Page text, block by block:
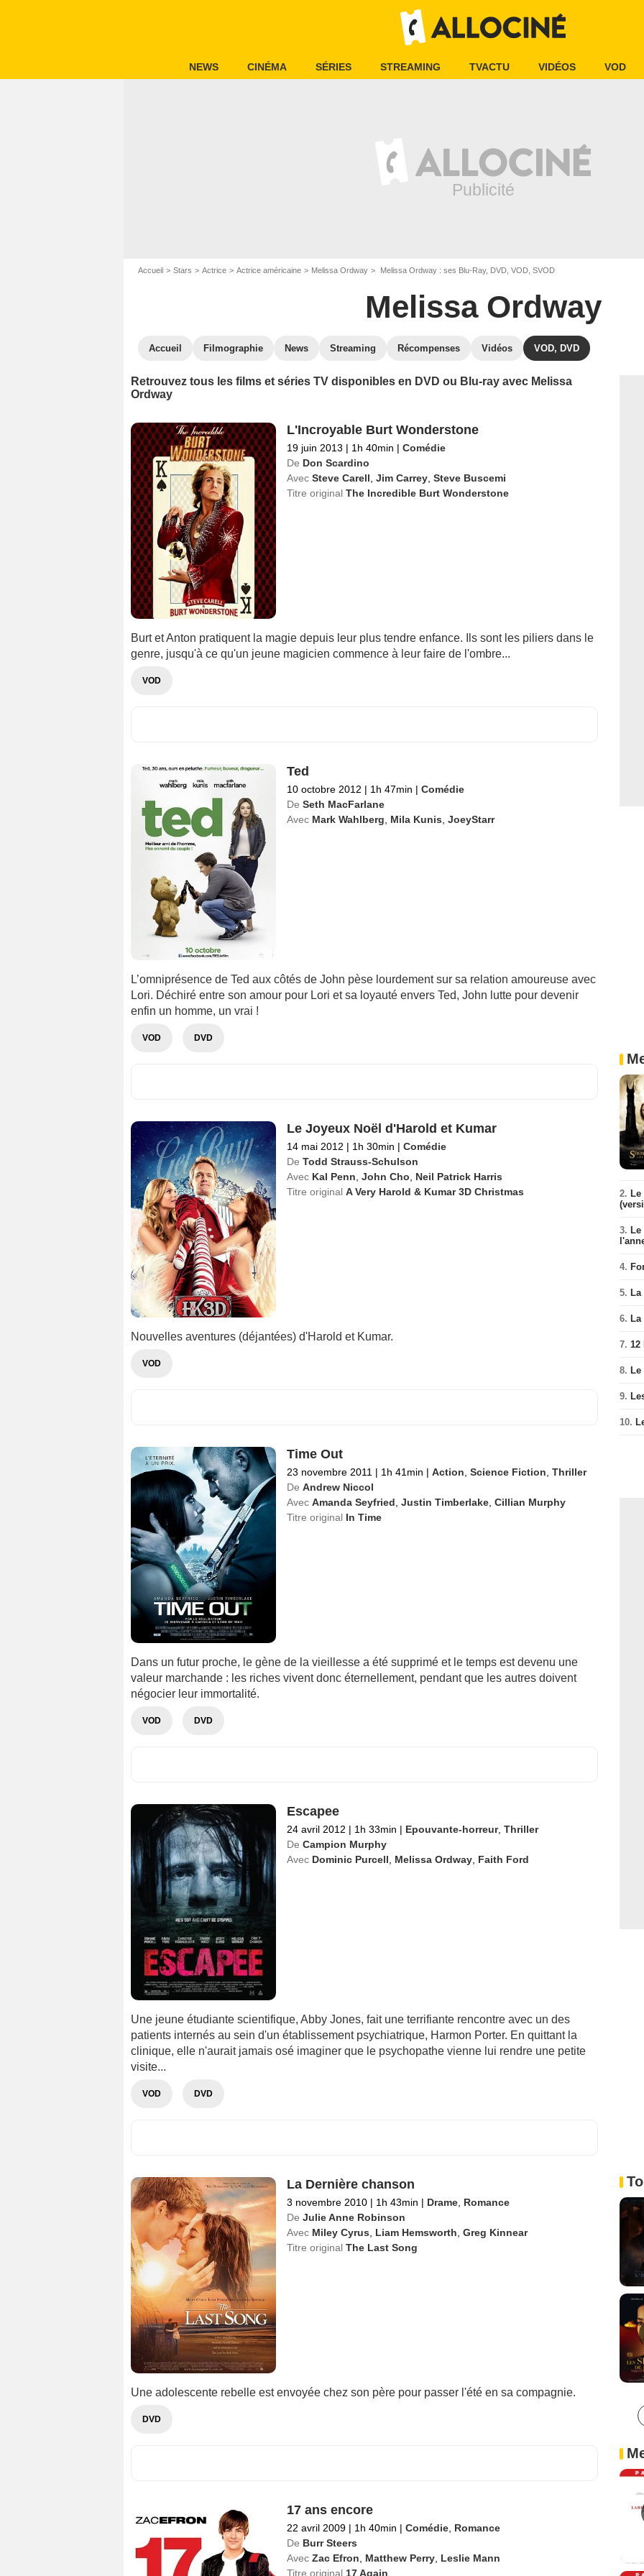
NEWS CINÉMA SÉRIES STREAMING TVACTU VIDÉOS VOD
Accueil Stars Actrice Actrice américaine Melissa Ordway Melissa Ordway : ses Blu-Ray, DVD, VOD, SVOD
Melissa Ordway
Accueil Filmographie News Streaming Récompenses Vidéos VOD, DVD
Retrouvez tous les films et séries TV disponibles en DVD ou Blu-ray avec Melissa
Ordway
L'Incroyable Burt Wonderstone
19 juin 2013 | 1h 40min | Comédie
De Don Scardino
Avec Steve Carell Jim Carrey, Steve Buscemi
Titre original The Incredible Burt Wonderstone
Burt et Anton pratiquent la magie depuis leur plus tendre enfance. Ils sont les piliers dans le
genre, jusqu'à ce qu'un jeune magicien commence à leur faire de l'ombre...
VOD
Ted
10 octobre 2012 | 1h 47min | Comédie
De Seth MacFarlane
Avec Mark Wahlberg Mila Kunis JoeyStarr
L’omniprésence de Ted aux côtés de John pèse lourdement sur sa relation amoureuse avec
Lori. Déchiré entre son amour pour Lori et sa loyauté envers Ted, John lutte pour devenir
enfin un homme, un vrai !
VOD DVD
Le Joyeux Noël d'Harold et Kumar
14 mai 2012 | 1h 30min | Comédie
De Todd Strauss-Schulson
Avec Kal Penn John Cho
Neil Patrick Harris
Titre original A Very Harold & Kumar 3D Christmas
Nouvelles aventures (déjantées) d'Harold et Kumar.
VOD
Time Out
23 novembre 2011 | 1h 41min | Action Science Fiction Thriller
De Andrew Niccol
Avec Amanda Seyfried Justin Timberlake, Cillian Murphy
Titre original In Time
Dans un futur proche, le gène de la vieillesse a été supprimé et le temps est devenu une
valeur marchande : les riches vivent donc éternellement, pendant que les autres doivent
négocier leur immortalité.
VOD DVD
Escapee
24 avril 2012 | 1h 33min | Epouvante-horreur, Thriller
De Campion Murphy
Avec Dominic Purcell Melissa Ordway, Faith Ford
Une jeune étudiante scientifique, Abby Jones, fait une terrifiante rencontre avec un des
patients internés au sein d'un établissement psychiatrique, Harmon Porter. En quittant la
clinique, elle n'aurait jamais osé imaginer que le psychopathe vienne lui rendre une petite
visite...
VOD DVD
La Dernière chanson
3 novembre 2010 | 1h 43min | Drame, Romance
De Julie Anne Robinson
Avec Miley Cyrus, Liam Hemsworth, Greg Kinnear
Titre original The Last Song
Une adolescente rebelle est envoyée chez son père pour passer l'été en sa compagnie.
DVD
17 ans encore
22 avril 2009 | 1h 40min | Comédie, Romance
De Burr Steers
Avec Zac Efron, Matthew Perry, Leslie Mann
Titre original 17 Again
2.
3.
4.
5.
6.
7. 12
8.
9.
10.